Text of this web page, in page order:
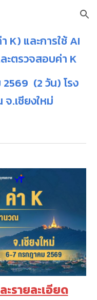
Skip to navigation
และการใช้ AI
ะตรวจสอบค่า K
(2 วัน) โรง
.เชียงใหม่
รายละเอียด